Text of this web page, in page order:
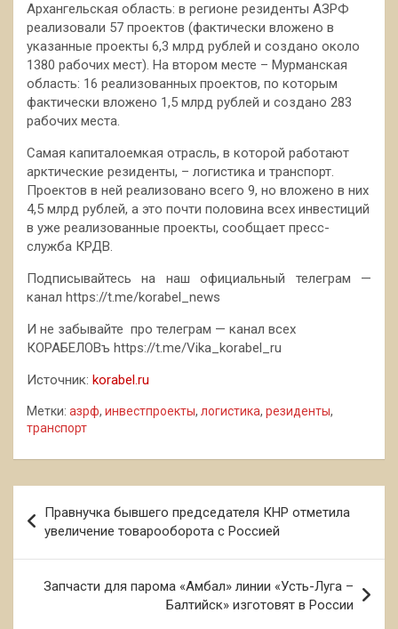
Архангельская область: в регионе резиденты АЗРФ
реализовали 57 проектов (фактически вложено в
указанные проекты 6,3 млрд рублей и создано около
1380 рабочих мест). На втором месте – Мурманская
область: 16 реализованных проектов, по которым
фактически вложено 1,5 млрд рублей и создано 283
рабочих места.
Самая капиталоемкая отрасль, в которой работают
арктические резиденты, – логистика и транспорт.
Проектов в ней реализовано всего 9, но вложено в них
4,5 млрд рублей, а это почти половина всех инвестиций
в уже реализованные проекты, сообщает пресс-
служба КРДВ.
Подписывайтесь на наш официальный телеграм —
канал https://t.me/korabel_news
И не забывайте про телеграм — канал всех
КОРАБЕЛОВъ https://t.me/Vika_korabel_ru
Источник: korabel.ru
Метки: азрф, инвестпроекты, логистика, резиденты,
транспорт
по
записям
Правнучка бывшего председателя КНР отметила
увеличение товарооборота с Россией
Запчасти для парома «Амбал» линии «Усть-Луга –
Балтийск» изготовят в России